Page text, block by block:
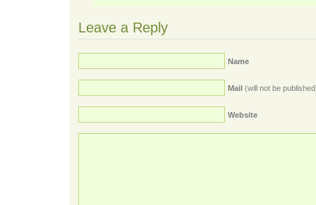
Leave a Reply
Name
Mail (will not be
Website